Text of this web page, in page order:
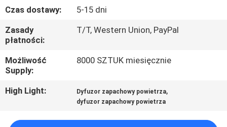
KONTROLA
JAKOŚCI
SKONTAKTUJ
SIĘ
Z
Czas dostawy:
5-15 dni
Zasady
płatności:
T/T, Western Union, PayPal
Możliwość
Supply:
8000 SZTUK miesięcznie
High Light: Dyfuzor zapachowy powietrza,
dyfuzor zapachowy powietrza